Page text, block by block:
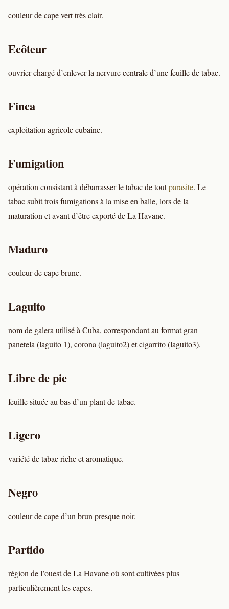
couleur de cape vert très clair.
Ecôteur
ouvrier chargé d’enlever la nervure centrale d’une feuille de tabac.
Finca
exploitation agricole cubaine.
Fumigation
opération consistant à débarrasser le tabac de toutparasite. Le
tabac subit trois fumigations à la mise en balle, lors de la
maturation et avant d’être exporté de La Havane.
Maduro
couleur de cape brune.
Laguito
nom de galera utilisé à Cuba, correspondant au format gran
panetela (laguito 1), corona (laguito2) et cigarrito (laguito3).
Libre de pie
feuille située au bas d’un plant de tabac.
Ligero
variété de tabac riche et aromatique.
Negro
couleur de cape d’un brun presque noir.
Partido
région de l’ouest de La Havane où sont cultivées plus
particulièrement les capes.